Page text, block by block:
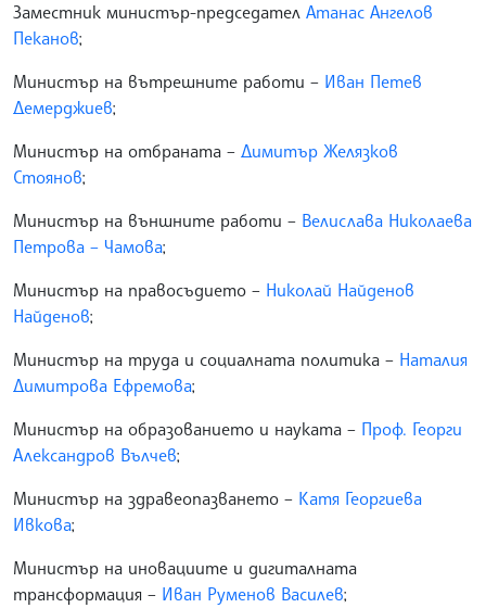
Заместник министър-председател Атанас Ангелов
Пеканов;
Министър на вътрешните работи – Иван Петев
Демерджиев;
Министър на отбраната – Димитър Желязков
Стоянов;
Министър на външните работи – Велислава Николаева
Петрова – Чамова;
Министър на правосъдието – Николай Найденов
Найденов;
Министър на труда и социалната политика – Наталия
Димитрова Ефремова;
Министър на образованието и науката – Проф. Георги
Александров Вълчев;
Министър на здравеопазването – Катя Георгиева
Ивкова;
Министър на иновациите и дигиталната
трансформация – Иван Руменов Василев;